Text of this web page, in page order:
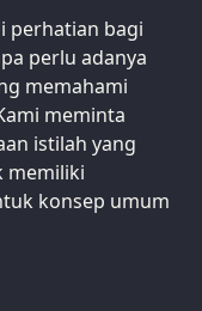
perhatian bagi
perlu adanya
memahami
meminta
istilah yang
memiliki
konsep umum